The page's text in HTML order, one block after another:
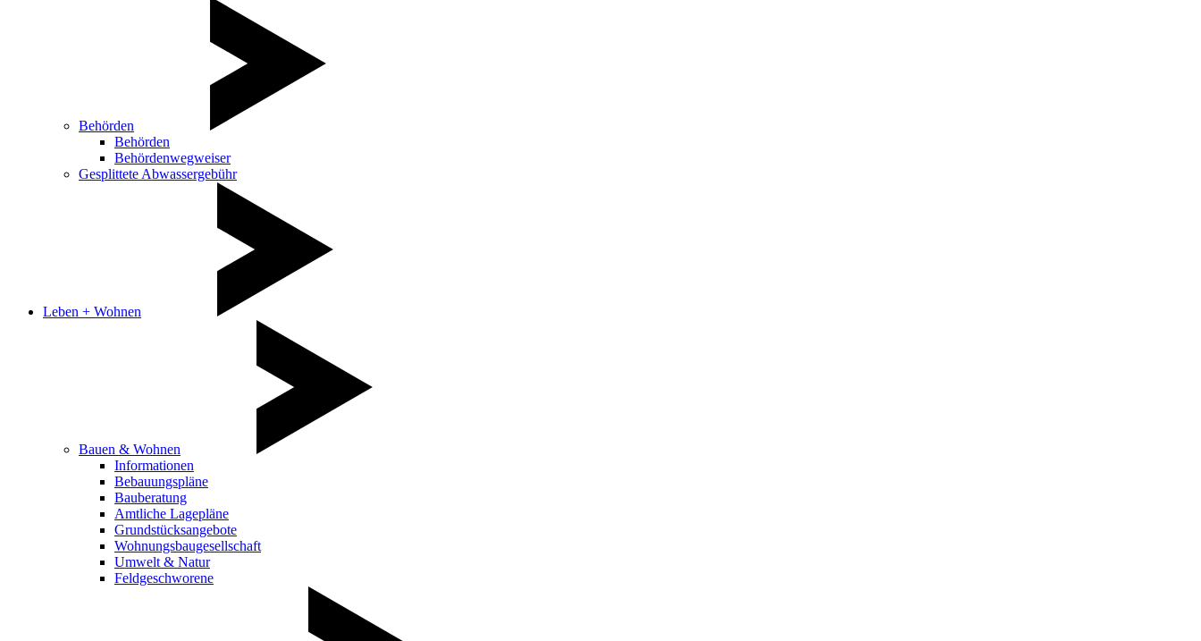
Behörden
Behörden
Behördenwegweiser
Gesplittete Abwassergebühr
Leben + Wohnen
Bauen & Wohnen
Informationen
Bebauungspläne
Bauberatung
Amtliche Lagepläne
Grundstücksangebote
Wohnungsbaugesellschaft
Umwelt & Natur
Feldgeschworene